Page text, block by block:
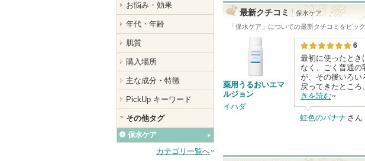
最新クチコミ
保水ケア
「保水ケア 」についての最新クチコミをピッ
薬用うるおいエマ
ルジョン
イハダ
6
最初に使ったとき
なく、ごく普通
が、その後いろい
戻ってきたとこ
きを読む
虹色のバナナ さん
お悩み・効果
年代・年齢
肌質
購入場所
主な成分・特徴
PickUp キーワード
その他タグ
保水ケア
カテゴリ一覧へ